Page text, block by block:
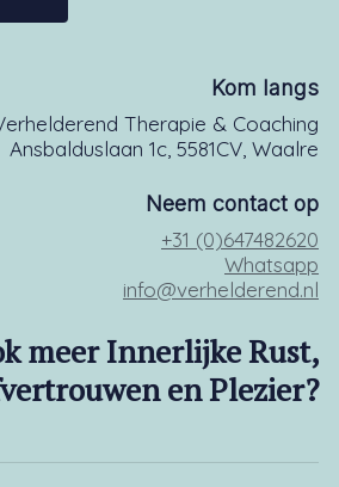
Kom langs
Therapie & Coaching
Ansbalduslaan 1c, 5581CV, Waalre
Neem contact op
+31 (0)647482620
Whatsapp
info@verhelderend.nl
meer Innerlijke Rust,
en Plezier?